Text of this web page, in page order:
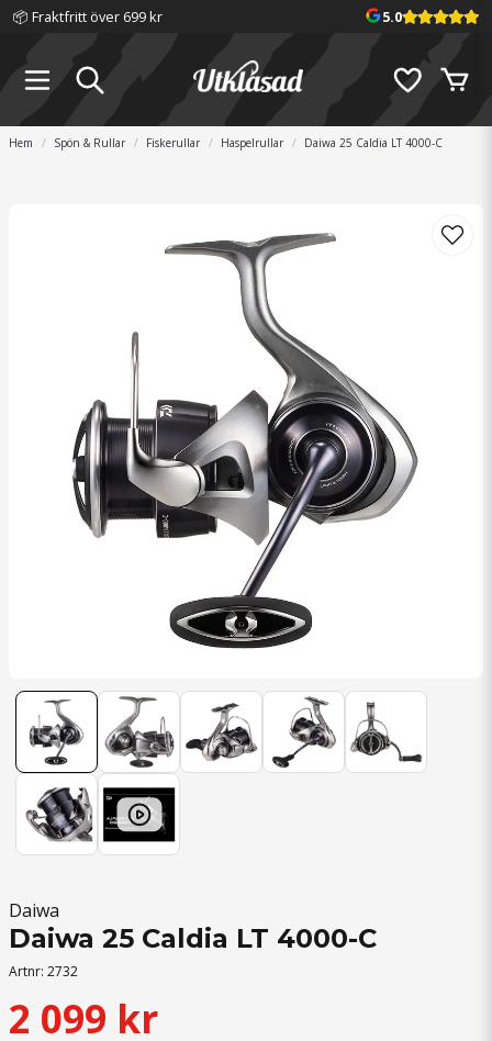
📦 Fraktfritt över 699 kr 5.0
Hem Spön & Rullar Fiskerullar Haspelrullar Daiwa 25 Caldia LT 4000-C
Daiwa
Daiwa 25 Caldia LT 4000-C
Artnr: 2732
2 099 kr